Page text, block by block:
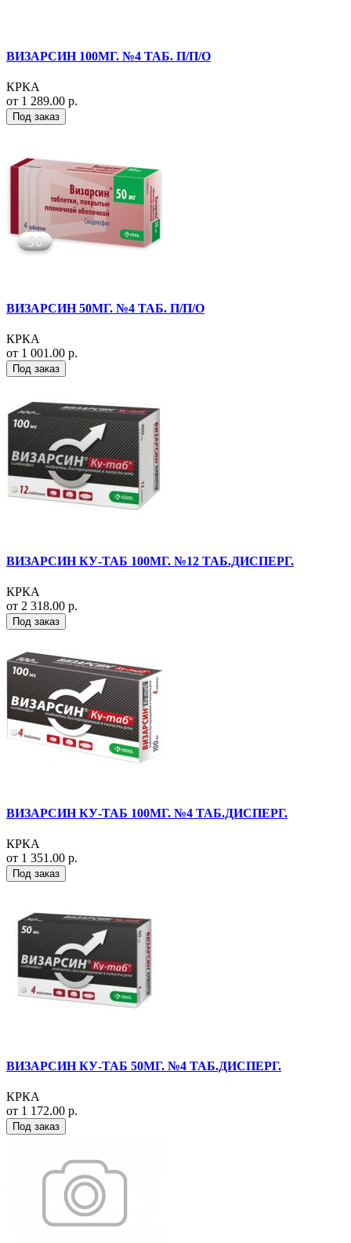
ВИЗАРСИН 100МГ. №4 ТАБ. П/П/О
КРКА
от 1 289.00 р.
Под заказ
ВИЗАРСИН 50МГ. №4 ТАБ. П/П/О
КРКА
от 1 001.00 р.
Под заказ
ВИЗАРСИН КУ-ТАБ 100МГ. №12 ТАБ.ДИСПЕРГ.
КРКА
от 2 318.00 р.
Под заказ
ВИЗАРСИН КУ-ТАБ 100МГ. №4 ТАБ.ДИСПЕРГ.
КРКА
от 1 351.00 р.
Под заказ
ВИЗАРСИН КУ-ТАБ 50МГ. №4 ТАБ.ДИСПЕРГ.
КРКА
от 1 172.00 р.
Под заказ